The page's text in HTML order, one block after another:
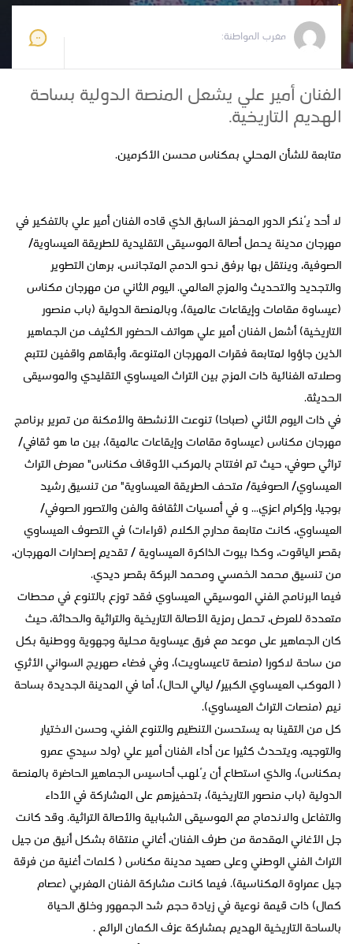
مغرب المواطنة:
الفنان أمير علي يشعل المنصة الدولية بساحة
الهديم التاريخية.
متابعة للشأن المحلي بمكناس محسن الأكرمين.
لا أحد يُنكر الدور المحفز السابق الذي قاده الفنان أمير علي بالتفكير في
مهرجان مدينة يحمل أصالة الموسيقى التقليدية للطريقة العيساوية/
الصوفية، وينتقل بها برفق نحو الدمج المتجانس، برهان التطوير
والتجديد والتحديث والمزج العالمي. اليوم الثاني من مهرجان مكناس
(عيساوة مقامات وإيقاعات عالمية)، وبالمنصة الدولية (باب منصور
التاريخية) أشعل الفنان أمير علي هواتف الحضور الكثيف من الجماهير
الذين جاؤوا لمتابعة فقرات المهرجان المتنوعة، وأبقاهم واقفين لتتبع
وصلاته الغنائية ذات المزج بين التراث العيساوي التقليدي والموسيقى
الحديثة.
في ذات اليوم الثاني (صباحا) تنوعت الأنشطة والأمكنة من تمرير برنامج
مهرجان مكناس (عيساوة مقامات وإيقاعات عالمية)، بين ما هو ثقافي/
تراثي صوفي، حيث تم افتتاح بالمركب الأوقاف مكناس" معرض التراث
العيساوي/ الصوفية/ متحف الطريقة العيساوية" من تنسيق رشيد
بوجيا، وإكرام اعزي... و في أمسيات الثقافة والفن والتصور الصوفي/
العيساوي، كانت متابعة مدارج الكلام (قراءات) في التصوف العيساوي
بقصر الياقوت، وكذا بيوت الذاكرة العيساوية / تقديم إصدارات المهرجان،
من تنسيق محمد الخمسي ومحمد البركة بقصر ديدي.
فيما البرنامج الفني الموسيقي العيساوي فقد توزع بالتنوع في محطات
متعددة للعرض، تحمل رمزية الأصالة التاريخية والتراثية والحداثة، حيث
كان الجماهير على موعد مع فرق عيساوية محلية وجهوية ووطنية بكل
من ساحة لاكورا (منصة تاعيساويت)، وفي فضاء صهريج السواني الأثري
( الموكب العيساوي الكبير/ ليالي الحال)، أما في المدينة الجديدة بساحة
نيم (منصات التراث العيساوي).
كل من التقينا به يستحسن التنظيم والتنوع الفني، وحسن الاختيار
والتوجيه، ويتحدث كثيرا عن أداء الفنان أمير علي (ولد سيدي عمرو
بمكناس)، والذي استطاع أن يُلهب أحاسيس الجماهير الحاضرة بالمنصة
الدولية (باب منصور التاريخية)، بتحفيزهم على المشاركة في الأداء
والتفاعل والاندماج مع الموسيقى الشبابية والأصالة التراثية. وقد كانت
جل الأغاني المقدمة من طرف الفنان، أغاني منتقاة بشكل أنيق من جيل
التراث الفني الوطني وعلى صعيد مدينة مكناس ( كلمات أغنية من فرقة
جيل عمراوة المكناسية). فيما كانت مشاركة الفنان المغربي (عصام
كمال) ذات قيمة نوعية في زيادة حجم شد الجمهور وخلق الحياة
بالساحة التاريخية الهديم بمشاركة عزف الكمان الرائع .